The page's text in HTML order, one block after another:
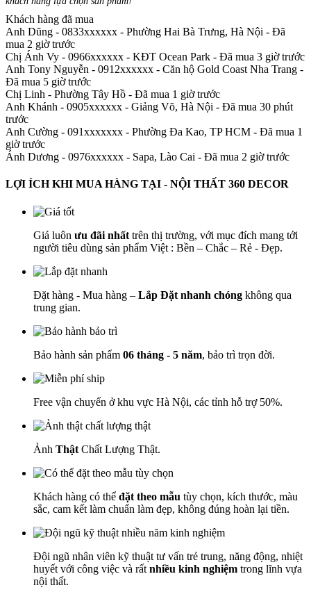
Khách hàng đã mua
Anh Dũng - 0833xxxxxx - Phường Hai Bà Trưng, Hà Nội - Đã
mua 2 giờ trước
Chị Ánh Vy - 0966xxxxxx - KĐT Ocean Park - Đã mua 3 giờ trước
Anh Tony Nguyễn - 0912xxxxxx - Căn hộ Gold Coast Nha Trang -
Đã mua 5 giờ trước
Chị Linh - Phường Tây Hồ - Đã mua 1 giờ trước
Anh Khánh - 0905xxxxxx - Giảng Võ, Hà Nội - Đã mua 30 phút
trước
Anh Cường - 091xxxxxxx - Phường Đa Kao, TP HCM - Đã mua 1
giờ trước
Ánh Dương - 0976xxxxxx - Sapa, Lào Cai - Đã mua 2 giờ trước
LỢI ÍCH KHI MUA HÀNG TẠI - NỘI THẤT 360 DECOR
Giá luôn ưu đãi nhất trên thị trường, với mục đích mang tới
người tiêu dùng sản phẩm Việt : Bền – Chắc – Rẻ - Đẹp.
Đặt hàng - Mua hàng – Lắp Đặt nhanh chóng không qua
trung gian.
Bảo hành sản phẩm 06 tháng - 5 năm, bảo trì trọn đời.
Free vận chuyển ở khu vực Hà Nội, các tỉnh hỗ trợ 50%.
Ảnh Thật Chất Lượng Thật.
Khách hàng có thể đặt theo mẫu tùy chọn, kích thước, màu
sắc, cam kết làm chuẩn làm đẹp, không đúng hoàn lại tiền.
Đội ngũ nhân viên kỹ thuật tư vấn trẻ trung, năng động, nhiệt
huyết với công việc và rất nhiều kinh nghiệm trong lĩnh vựa
nội thất.